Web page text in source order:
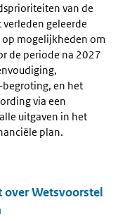
van de
verleden geleerde
op mogelijkheden om
de periode na 2027
en het
via een
uitgaven in het
plan.
over Wetsvoorstel